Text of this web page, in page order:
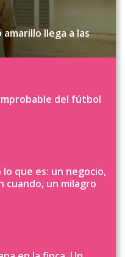
llega a las
del fútbol
lo que es: un negocio,
cuando, un milagro